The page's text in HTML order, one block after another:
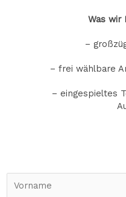
Was wir
–
– frei wählbare
– eingespieltes